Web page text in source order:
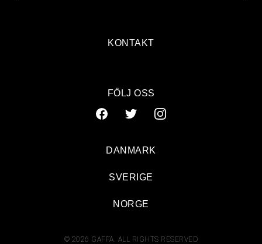
KONTAKT
FÖLJ OSS
© 2026 GAFFA. ALL RIGHTS RESERVED
DANMARK
SVERIGE
NORGE